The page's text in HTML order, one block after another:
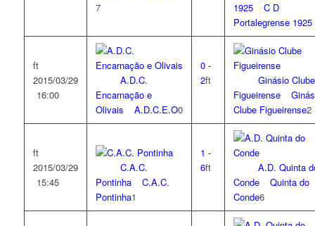
7
1925
C D
Portalegrense 1925
ft
2015/03/29
16:00
A.D.C.
Encarnação e
Olivais
A.D.C.E.O0
0-
2ft
Ginásio Clube
Figueirense
Clube Figueirense2
ft
2015/03/29
15:45
C.A.C.
Pontinha
C.A.C.
Pontinha1
1 -
6ft
A.D. Quinta
Conde
Quinta do
Conde6